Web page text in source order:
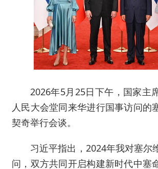
2026年5月25日下午，国家主
人民大会堂同来华进行国事访问的
契奇举行会谈。
习近平指出，2024年我对塞尔
问，双方共同开启构建新时代中塞